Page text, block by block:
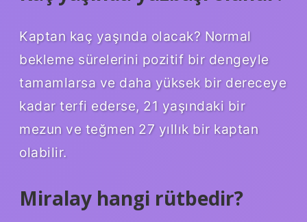
Kaptan kaç yaşında olacak? Normal
bekleme sürelerini pozitif bir dengeyle
tamamlarsa ve daha yüksek bir dereceye
kadar terfi ederse, 21 yaşındaki bir
mezun ve teğmen 27 yıllık bir kaptan
olabilir.
Miralay hangi rütbedir?